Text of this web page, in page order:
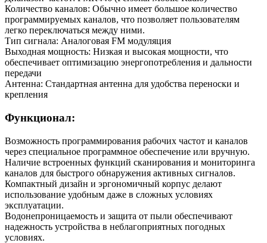
Количество каналов: Обычно имеет большое количество
программируемых каналов, что позволяет пользователям
легко переключаться между ними.
Тип сигнала: Аналоговая FM модуляция
Выходная мощность: Низкая и высокая мощности, что
обеспечивает оптимизацию энергопотребления и дальности
передачи
Антенна: Стандартная антенна для удобства переноски и
крепления
Функционал:
Возможность программирования рабочих частот и каналов
через специальное программное обеспечение или вручную.
Наличие встроенных функций сканирования и мониторинга
каналов для быстрого обнаружения активных сигналов.
Компактный дизайн и эргономичный корпус делают
использование удобным даже в сложных условиях
эксплуатации.
Водонепроницаемость и защита от пыли обеспечивают
надежность устройства в неблагоприятных погодных
условиях.